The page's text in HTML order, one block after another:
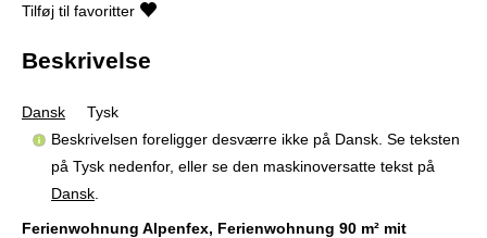
Tilføj til favoritter
Beskrivelse
Dansk
Tysk
Beskrivelsen foreligger desværre ikke på Dansk. Se teksten
på Tysk nedenfor, eller se den maskinoversatte tekst på
Dansk
Ferienwohnung Alpenfex, Ferienwohnung 90 m² mit